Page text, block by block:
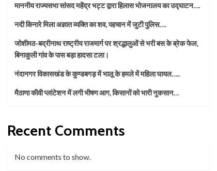
माननीय राज्यसभा सांसद महेंद्र भट्ट द्वारा हिलास भोजनालय का उद्घाटन….
नदी किनारे मिला अज्ञात व्यक्ति का शव, पहचान में जुटी पुलिस….
जोशीमठ-बद्रीनाथ राष्ट्रीय राजमार्ग पर श्रद्धालुओं से भरी बस के ब्रेक फेल,
बिनाकुली गांव के पास बड़ा हादसा टला।
नंदानगर विकासखंड के कुण्डबगड़ में भालू के हमले में महिला घायल…..
मैठाणा कीवी प्लांटेशन में लगी भीषण आग, किसानों को भारी नुकसान…
Recent Comments
No comments to show.